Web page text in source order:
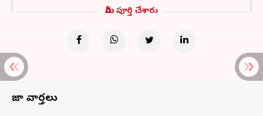
మీరు పూర్తి చేశారు
తాజా వార్తలు